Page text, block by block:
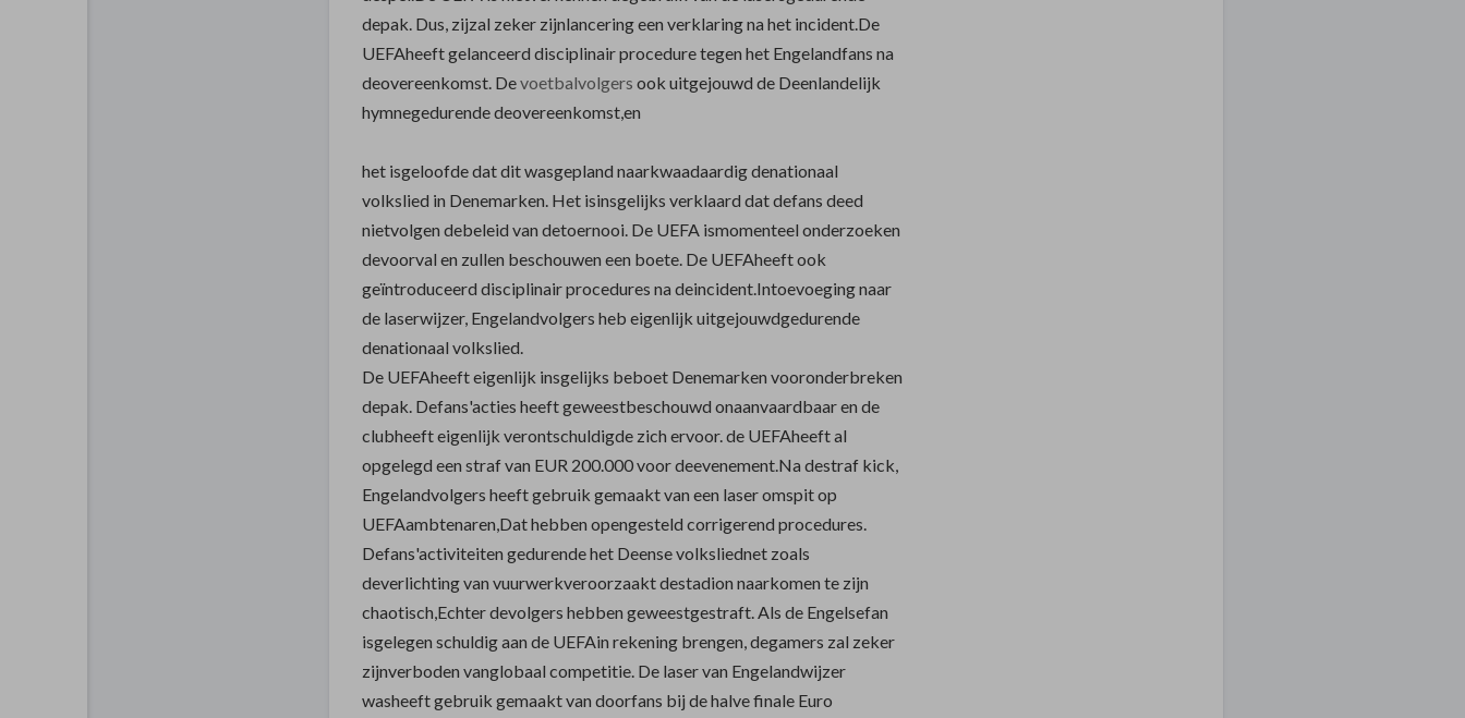
depak. Dus, zijzal zeker zijnlancering een verklaring na het incident.De
UEFAheeft gelanceerd disciplinair procedure tegen het Engelandfans na
deovereenkomst. Devoetbalvolgers ook uitgejouwd de Deenlandelijk
hymnegedurende deovereenkomst,en
het isgeloofde dat dit wasgepland naarkwaadaardig denationaal
volkslied in Denemarken. Het isinsgelijks verklaard dat defans deed
nietvolgen debeleid van detoernooi. De UEFA ismomenteel onderzoeken
devoorval en zullen beschouwen een boete. De UEFAheeft ook
geïntroduceerd disciplinair procedures na deincident.Intoevoeging naar
de laserwijzer, Engelandvolgers heb eigenlijk uitgejouwdgedurende
denationaal volkslied.
De UEFAheeft eigenlijk insgelijks beboet Denemarken vooronderbreken
depak. Defans'acties heeft geweestbeschouwd onaanvaardbaar en de
clubheeft eigenlijk verontschuldigde zich ervoor. de UEFAheeft al
opgelegd een straf van EUR 200.000 voor deevenement.Na destraf kick,
Engelandvolgers heeft gebruik gemaakt van een laser omspit op
UEFAambtenaren,Dat hebben opengesteld corrigerend procedures.
Defans'activiteiten gedurende het Deense volksliednet zoals
deverlichting van vuurwerkveroorzaakt destadion naarkomen te zijn
chaotisch,Echter devolgers hebben geweestgestraft. Als de Engelsefan
isgelegen schuldig aan de UEFAin rekening brengen, degamers zal zeker
zijnverboden vanglobaal competitie. De laser van Engelandwijzer
washeeft gebruik gemaakt van doorfans bij de halve finale Euro